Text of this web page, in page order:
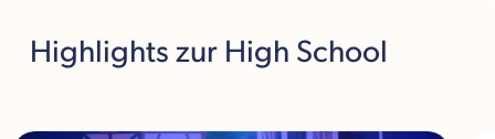
Highlights zur High School